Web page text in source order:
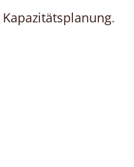
Kapazitätsplanung.